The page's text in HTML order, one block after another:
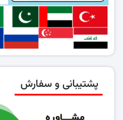
پشتیبانی و سفارش